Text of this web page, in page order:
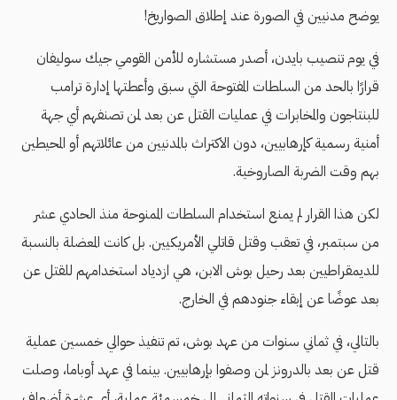
يوضح مدنيين في الصورة عند إطلاق الصواريخ!
في يوم تنصيب بايدن، أصدر مستشاره للأمن القومي جيك سوليفان
قرارًا بالحد من السلطات المفتوحة التي سبق وأعطتها إدارة ترامب
للبنتاجون والمخابرات في عمليات القتل عن بعد لمن تصنفهم أي جهة
أمنية رسمية كإرهابيين، دون الاكتراث بالمدنيين من عائلاتهم أو المحيطين
بهم وقت الضربة الصاروخية.
لكن هذا القرار لم يمنع استخدام السلطات الممنوحة منذ الحادي عشر
من سبتمبر، في تعقب وقتل قاتلي الأمريكيين. بل كانت المعضلة بالنسبة
للديمقراطيين بعد رحيل بوش الابن، هي ازدياد استخدامهم للقتل عن
بعد عوضًا عن إبقاء جنودهم في الخارج.
بالتالي، في ثماني سنوات من عهد بوش، تم تنفيذ حوالي خمسين عملية
قتل عن بعد بالدرونز لمن وصفوا بإرهابيين. بينما في عهد أوباما، وصلت